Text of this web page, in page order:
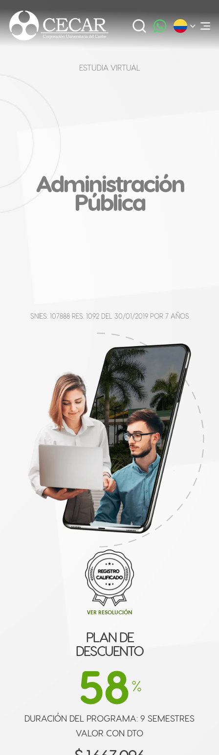
ESTUDIA VIRTUAL
Administración
Pública
SNIES: 107888 RES. 1092 DEL 30/01/2019 POR 7 AÑOS
VER RESOLUCIÓN
PLAN DE
DESCUENTO
58%
DURACIÓN DEL PROGRAMA: 9 SEMESTRES
VALOR CON DTO